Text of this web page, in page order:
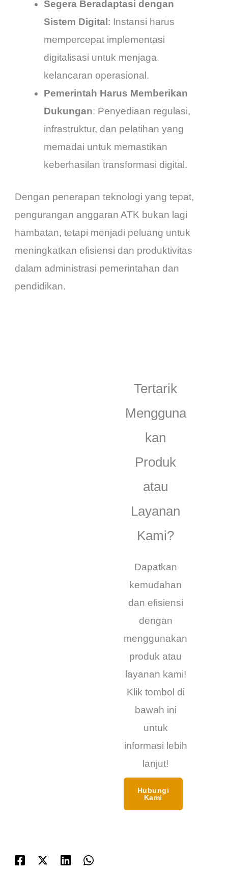
Segera Beradaptasi dengan
Sistem Digital: Instansi harus
mempercepat implementasi
digitalisasi untuk menjaga
kelancaran operasional.
Pemerintah Harus Memberikan
Dukungan: Penyediaan regulasi,
infrastruktur, dan pelatihan yang
memadai untuk memastikan
keberhasilan transformasi digital.
Dengan penerapan teknologi yang tepat,
pengurangan anggaran ATK bukan lagi
hambatan, tetapi menjadi peluang untuk
meningkatkan efisiensi dan produktivitas
dalam administrasi pemerintahan dan
pendidikan.
Tertarik
Mengguna
kan
Produk
atau
Layanan
Kami?
Dapatkan
kemudahan
dan efisiensi
dengan
menggunakan
produk atau
layanan kami!
Klik tombol di
bawah ini
untuk
informasi lebih
lanjut!
Hubungi
Kami